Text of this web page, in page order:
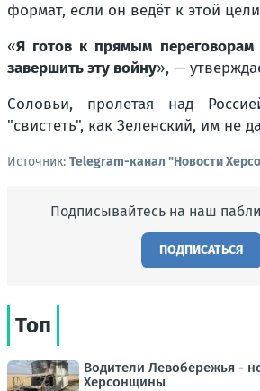
формат, если он ведёт к этой
«Я готов к прямым
завершить эту войну», — у
Соловьи, пролетая над
"свистеть", как Зеленский, им не
Источник: Telegram-канал "Новости
Подписывайтесь на наш
ПОДПИСАТЬСЯ
Топ
Водители Левобережья -
Херсонщины